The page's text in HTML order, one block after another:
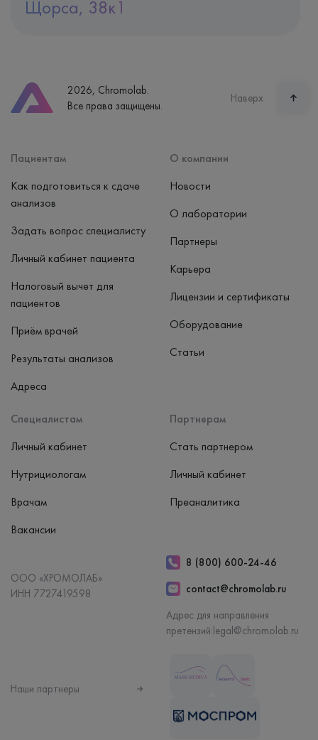
Щорса, 38к1
Часы работы
пн-вс: 7:30-15:00
2026, Chromolab.
Все права защищены.
Наверх
Пациентам
Как подготовиться к сдаче
анализов
Задать вопрос специалисту
Личный кабинет пациента
Налоговый вычет для
пациентов
Приём врачей
Результаты анализов
Адреса
Специалистам
Личный кабинет
Нутрициологам
Врачам
Вакансии
Партнерам
Стать партнером
Личный кабинет
Преаналитика
О компании
Новости
О лаборатории
Партнеры
Карьера
Лицензии и сертификаты
Оборудование
Статьи
ООО «ХРОМОЛАБ»
ИНН 7727419598
8 (800) 600-24-46
contact@chromolab.ru
Адрес для направления
претензий:legal@chromolab.ru
Наши партнеры